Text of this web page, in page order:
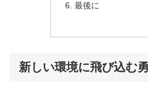
最後に
新しい環境に飛び込む